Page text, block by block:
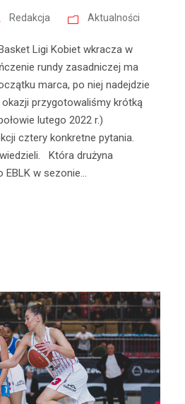
Redakcja Aktualności
Ligi Kobiet wkracza w
rundy zasadniczej ma
marca, po niej nadejdzie
przygotowaliśmy krótką
lutego 2022 r.)
cztery konkretne pytania.
Która drużyna
w sezonie...